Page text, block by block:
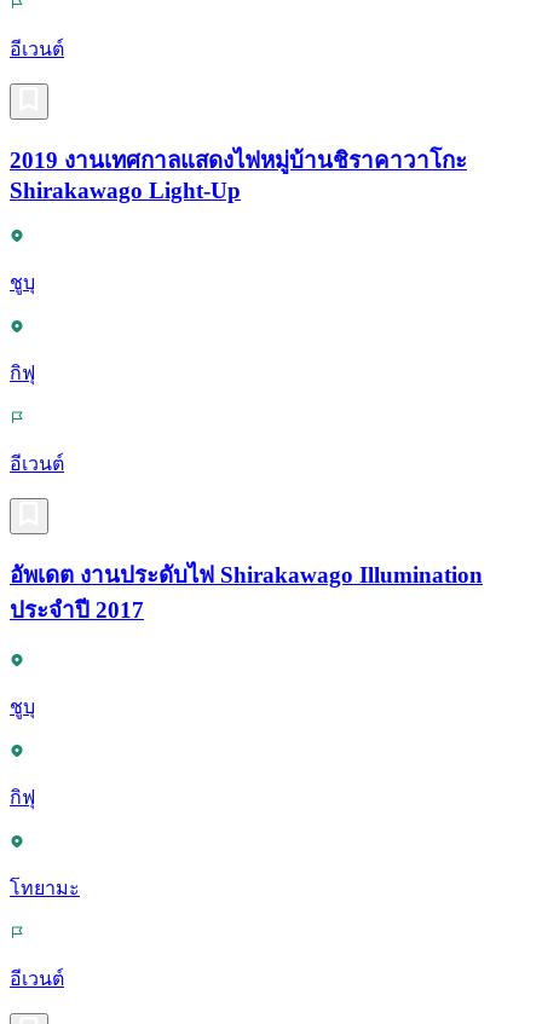
อีเวนต์
2019 งานเทศกาลแสดงไฟหมู่บ้านชิราคาวาโกะ
Shirakawago Light-Up
ชูบุ
กิฟุ
อีเวนต์
อัพเดต งานประดับไฟ Shirakawago Illumination
ประจำปี 2017
ชูบุ
กิฟุ
โทยามะ
อีเวนต์